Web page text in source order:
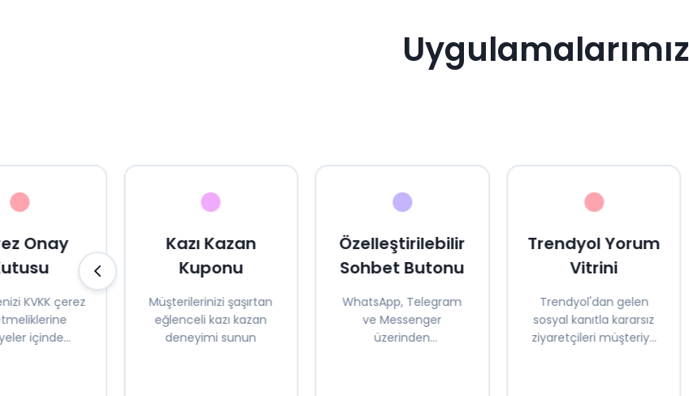
Uygulamalarımız
Onay
KVKK çerez
içinde
Kazı Kazan
Kuponu
Müşterilerinizi şaşırtan
eğlenceli kazı kazan
deneyimi sunun
Özelleştirilebilir
Sohbet Butonu
WhatsApp, Telegram
ve Messenger
üzerinden
Trendyol Yorum
Vitrini
Trendyol'dan gelen
sosyal kanıtla kararsız
ziyaretçileri müşteriye